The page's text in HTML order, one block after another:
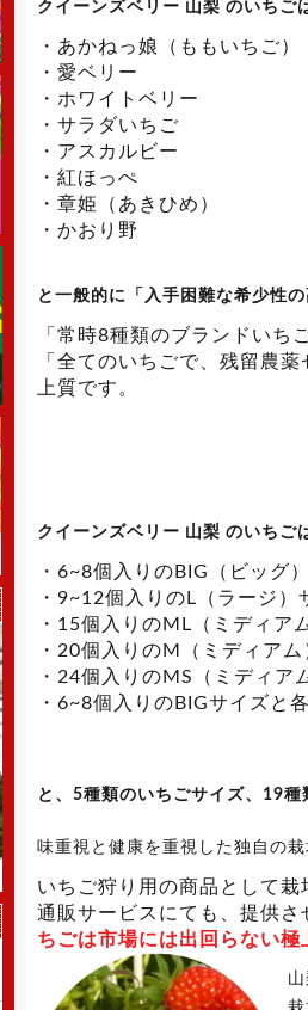
クイーンズベリー 山梨 のいちご
・あかねっ娘（ももいちご）
・愛ベリー
・ホワイトベリー
・サラダいちご
・アスカルビー
・紅ほっぺ
・章姫（あきひめ）
・かおり野
と一般的に「入手困難な希少性
「常時8種類のブランドいち
「全てのいちごで、残留農
上質です。
クイーンズベリー 山梨 のいちご
・6~8個入りのBIG（ビッグ
・9~12個入りのL（ラージ）
・15個入りのML（ミディア
・20個入りのM（ミディアム
・24個入りのMS（ミディア
・6~8個入りのBIGサイズと
と、5種類のいちごサイズ、19種
味重視と健康を重視した独自の
いちご狩り用の商品として栽
通販サービスにても、提供さ
ちごは市場には出回らない極